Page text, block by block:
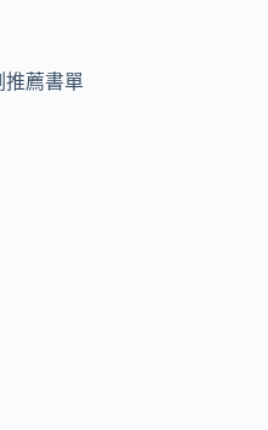
推薦書單